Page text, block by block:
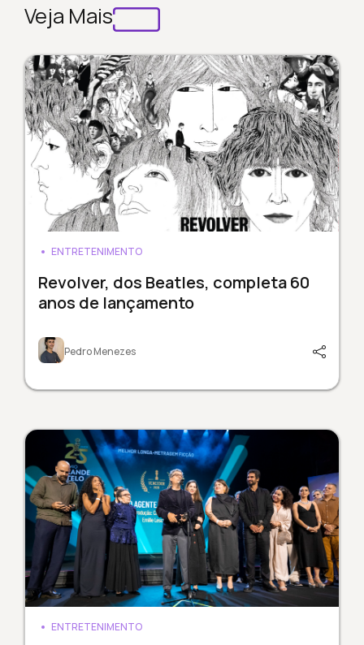
Veja Mais
ENTRETENIMENTO
Revolver, dos Beatles, completa 60
anos de lançamento
Pedro Menezes
ENTRETENIMENTO